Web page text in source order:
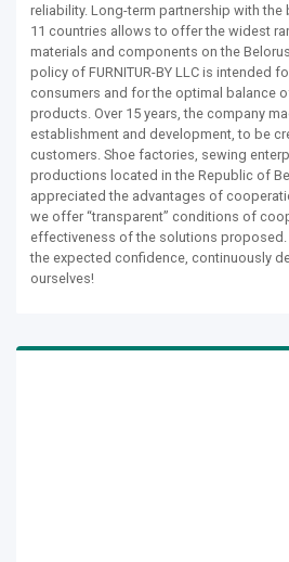
reliability. Long-term partnership with
11 countries allows to offer the widest
materials and components on the
policy of FURNITUR-BY LLC is intended
consumers and for the optimal balance
products. Over 15 years, the company
establishment and development, to be
customers. Shoe factories, sewing
productions located in the Republic of
appreciated the advantages of
we offer “transparent” conditions of
effectiveness of the solutions
the expected confidence, continuously
ourselves!